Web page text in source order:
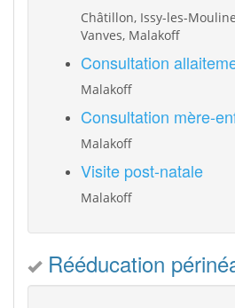
Châtillon, Issy-les-
Vanves, Malakoff
Consultation
Malakoff
Consultation mère-
Malakoff
Visite post-natale
Malakoff
Rééducation